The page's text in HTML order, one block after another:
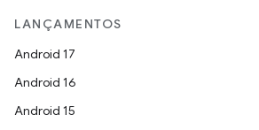
LANÇAMENTOS
Android 17
Android 16
Android 15